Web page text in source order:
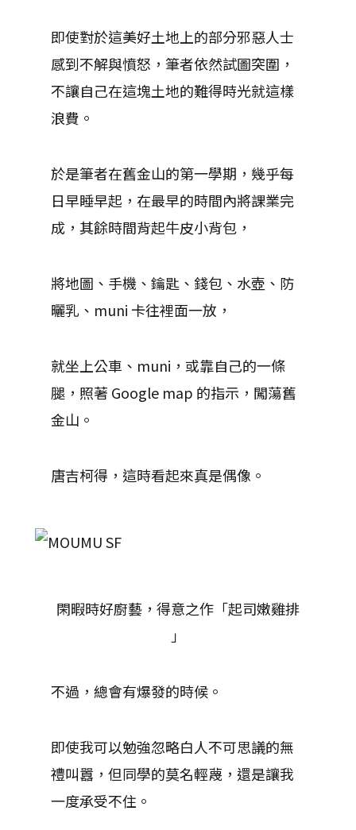
即使對於這美好土地上的部分邪惡人士
感到不解與憤怒，筆者依然試圖突圍，
不讓自己在這塊土地的難得時光就這樣
浪費。
於是筆者在舊金山的第一學期，幾乎每
日早睡早起，在最早的時間內將課業完
成，其餘時間背起牛皮小背包，
將地圖、手機、鑰匙、錢包、水壺、防
曬乳、muni 卡往裡面一放，
就坐上公車、muni，或靠自己的一條
腿，照著 Google map 的指示，闖蕩舊
金山。
唐吉柯得，這時看起來真是偶像。
閑暇時好廚藝，得意之作「起司嫩雞排
」
不過，總會有爆發的時候。
即使我可以勉強忽略白人不可思議的無
禮叫囂，但同學的莫名輕蔑，還是讓我
一度承受不住。